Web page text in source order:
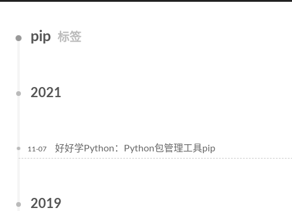
pip 标签
2021
11-07 好好学Python：Python包管理工具pip
2019